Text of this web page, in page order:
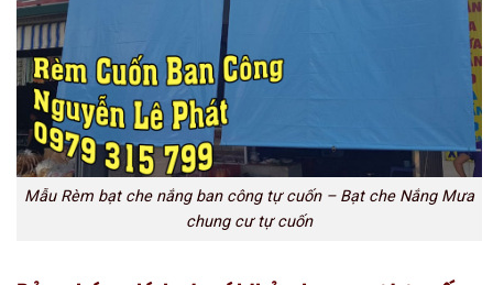
Mẫu Rèm bạt che nắng ban công tự cuốn – Bạt che Nắng Mưa
chung cư tự cuốn